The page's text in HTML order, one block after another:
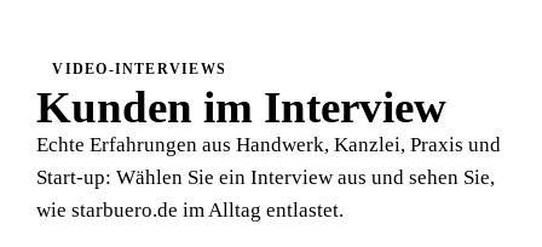
VIDEO-INTERVIEWS
Kunden im Interview
Echte Erfahrungen aus Handwerk, Kanzlei, Praxis und
Start-up: Wählen Sie ein Interview aus und sehen Sie,
wie starbuero.de im Alltag entlastet.